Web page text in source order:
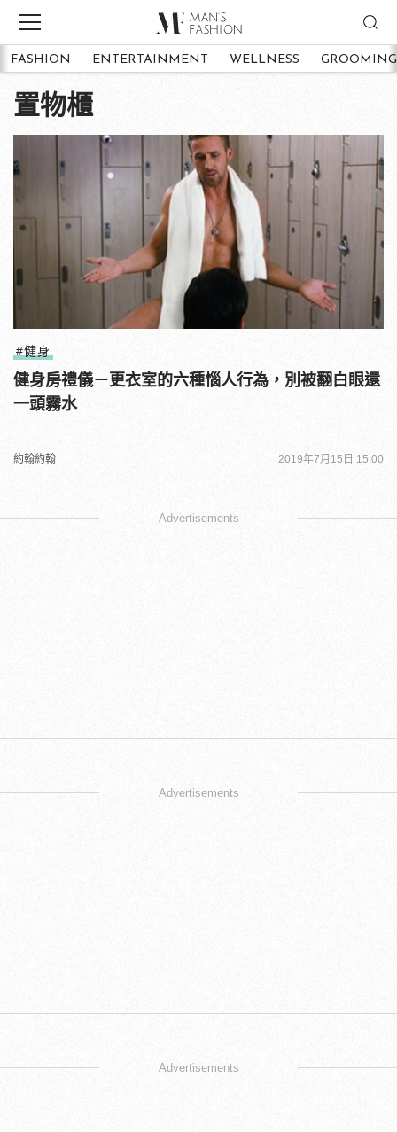
FASHION ENTERTAINMENT WELLNESS GROOMING
置物櫃
#健身
健身房禮儀－更衣室的六種惱人行為，別被翻白眼還
一頭霧水
約翰約翰 2019年7月15日 15:00
Advertisements
Advertisements
Advertisements